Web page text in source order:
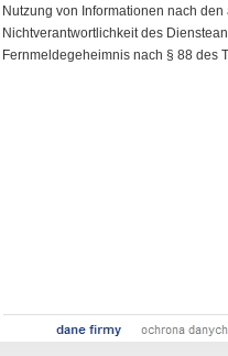
Nutzung von Informationen nach
Nichtverantwortlichkeit des
Fernmeldegeheimnis nach § 88 des